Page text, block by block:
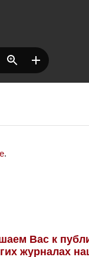
.
Вас к
журналах